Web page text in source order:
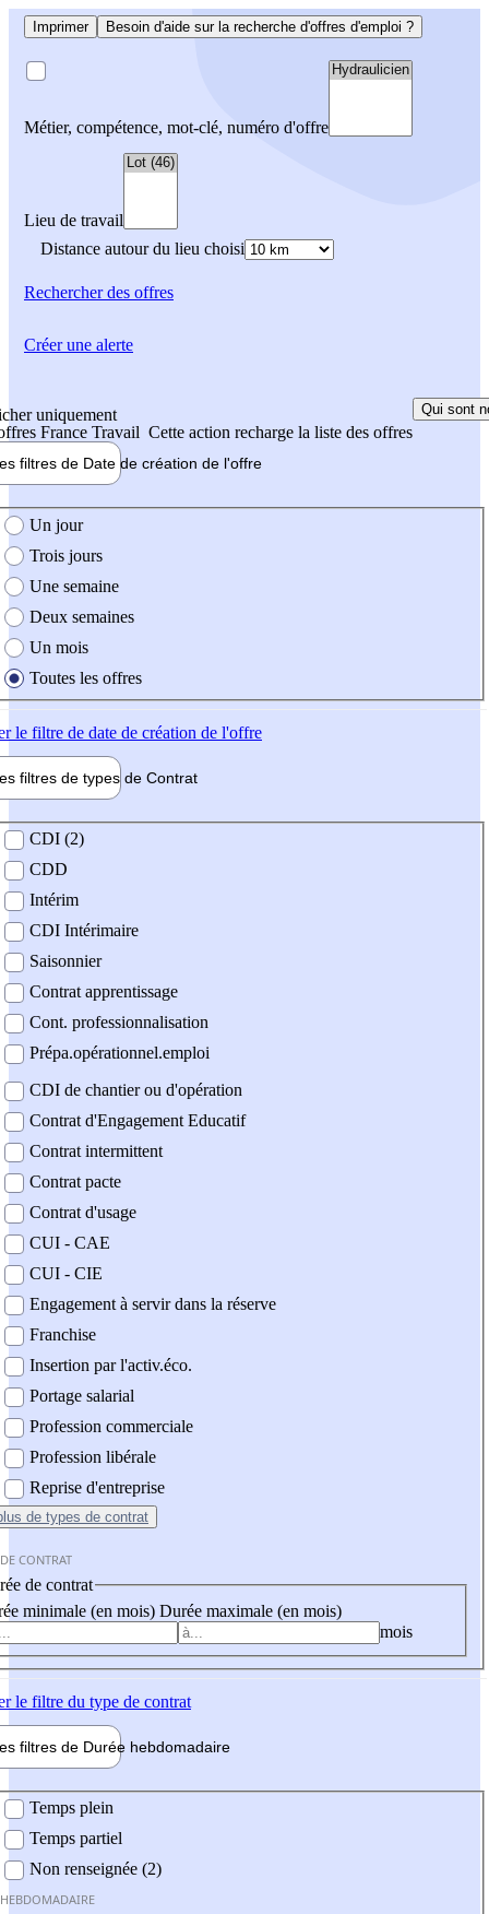
Imprimer Besoin d'aide sur la recherche d'offres d'emploi ?
Métier, compétence, mot-clé, numéro d'offre
Lieu de travail
Distance autour du lieu choisi
Rechercherdes offres
uniquement
France Travail Cette action recharge la liste des offres
Qui sont
filtres de Date de création de l'offre
création de l'offre
Un jour
Trois jours
Une semaine
Deux semaines
Un mois
Toutes les offres
le filtre de date de création de l'offre
filtres de types de Contrat
contrat
CDI (2)
CDD
Intérim
CDI Intérimaire
Saisonnier
Contrat apprentissage
Cont. professionnalisation
Prépa.opérationnel.emploi
CDI de chantier ou d'opération
Contrat d'Engagement Educatif
Contrat intermittent
Contrat pacte
Contrat d'usage
CUI - CAE
CUI - CIE
Engagement à servir dans la réserve
Franchise
Insertion par l'activ.éco.
Portage salarial
Profession commerciale
Profession libérale
Reprise d'entreprise
de types de contrat
CONTRAT
de contrat
minimale (en mois) Durée maximale (en mois)
mois
le filtre du type de contrat
filtres de Durée hebdomadaire
Temps plein
Temps partiel
Non renseignée (2)
Créer une alerte